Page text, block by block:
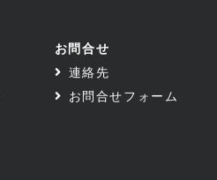
お問合せ
連絡先
お問合せフォーム